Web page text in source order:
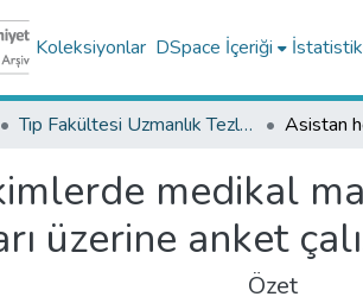
Koleksiyonlar DSpace İçeriği
Tıp Fakültesi Uzmanlık Tezleri
medikal
üzerine anket
Özet